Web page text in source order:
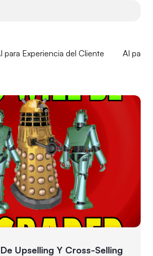
para Experiencia del Cliente AI para
Upselling Y Cross-Selling